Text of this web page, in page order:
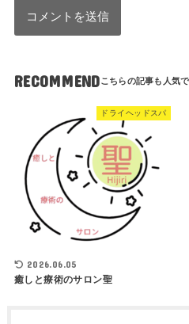
RECOMMEND
ドライヘッドスパ
2026.06.05
癒しと療術のサロン聖